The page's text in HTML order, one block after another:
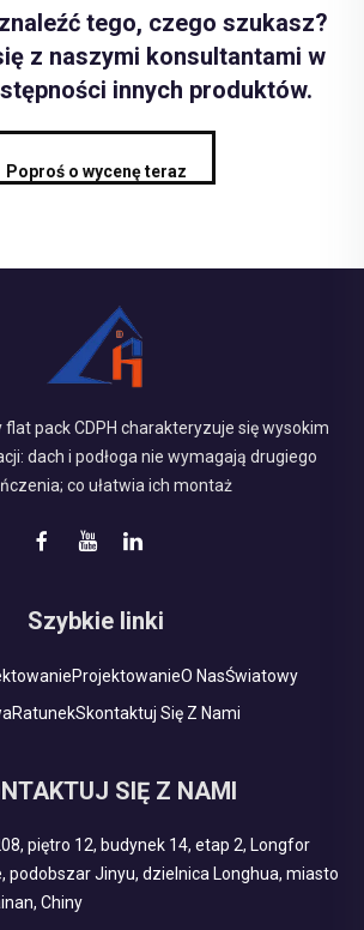
tego, czego szukasz?
z naszymi konsultantami w
innych produktów.
Poproś o wycenę teraz
pack CDPH charakteryzuje się wysokim
dach i podłoga nie wymagają drugiego
co ułatwia ich montaż
Szybkie linki
ProjektowanieO NasŚwiatowy
RatunekSkontaktuj Się Z Nami
SIĘ Z NAMI
piętro 12, budynek 14, etap 2, Longfor
podobszar Jinyu, dzielnica Longhua, miasto
Chiny